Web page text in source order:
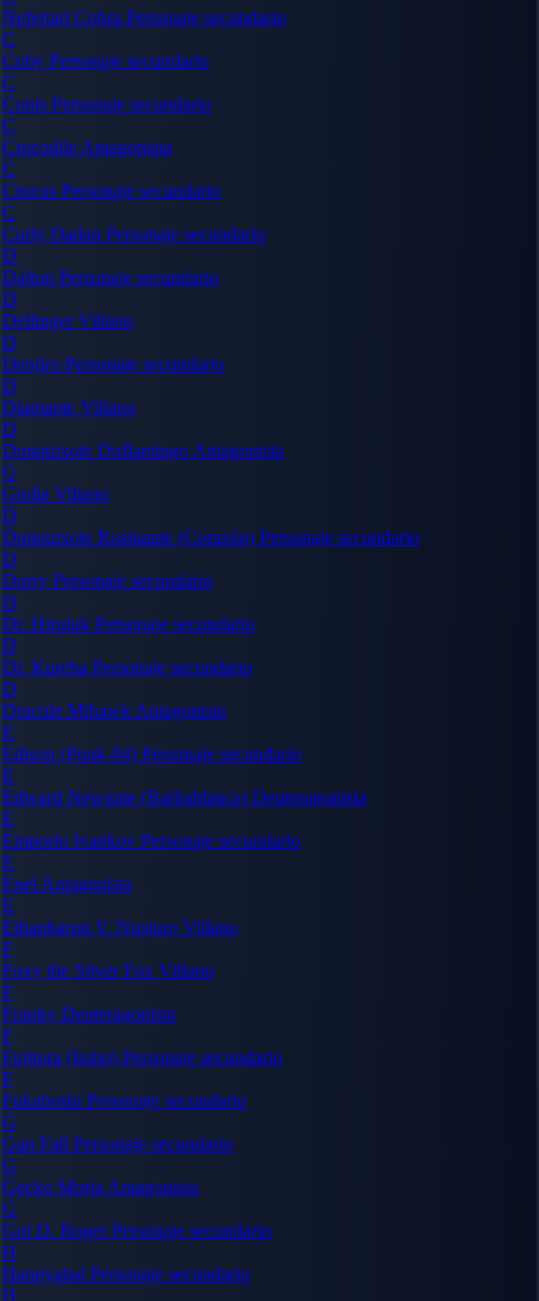
Nefertari Cobra Personaje secundario
C
Coby Personaje secundario
C
Conis Personaje secundario
C
Crocodile Antagonista
C
Crocus Personaje secundario
C
Curly Dadan Personaje secundario
D
Dalton Personaje secundario
D
DellingerVillano
D
Denjiro Personaje secundario
D
Diamante Villano
D
Donquixote Doflamingo Antagonista
G
Giolla Villano
D
Donquixote Rosinante (Corazón) Personaje secundario
D
Dorry Personaje secundario
D
Dr. Hiruluk Personaje secundario
D
Dr. Kureha Personaje secundario
D
Dracule Mihawk Antagonista
E
Edison (Punk-04) Personaje secundario
E
Edward Newgate (Barbablanca) Deuteragonista
E
Emporio Ivankov Personaje secundario
E
Enel Antagonista
E
Ethanbaron V. Nusjuro Villano
F
Foxy the Silver Fox Villano
F
Franky Deuteragonista
F
Fujitora (Issho) Personaje secundario
F
Fukaboshi Personaje secundario
G
Gan Fall Personaje secundario
G
Gecko Moria Antagonista
G
Gol D. RogerPersonaje secundario
H
Hannyabal Personaje secundario
H